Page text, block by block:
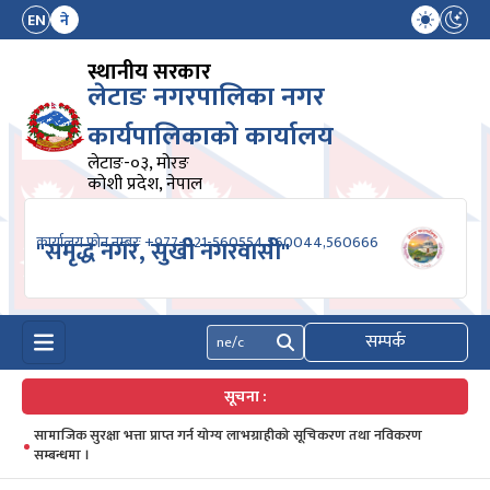
EN ने
स्थानीय सरकार
लेटाङ नगरपालिका नगर
कार्यपालिकाको कार्यालय
लेटाङ-०३, मोरङ
कोशी प्रदेश, नेपाल
कार्यालय फोन नम्बरः +977-021-560554,560044,560666
"समृद्ध नगर, सुखी नगरवासी"
खोज्नुहोस् सम्पर्क
सूचना :
सामाजिक सुरक्षा भत्ता प्राप्त गर्न योग्य लाभग्राहीको सूचिकरण तथा नविकरण
सम्बन्धमा ।